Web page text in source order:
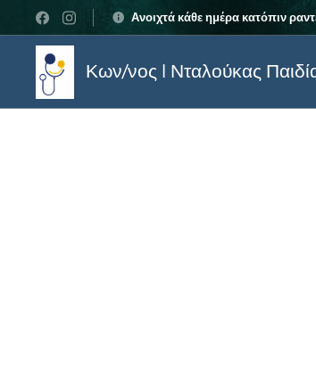
Ανοιχτά κάθε ημέρα κατόπιν
Κων/νος I Νταλούκας